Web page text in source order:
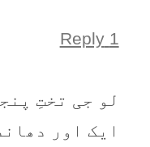
1 Reply
لو جی تختِ
ایک اور